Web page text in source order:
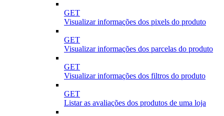
GET
Visualizar informações dos pixels do produto
GET
Visualizar informações dos parcelas do produto
GET
Visualizar informações dos filtros do produto
GET
Listar as avaliações dos produtos de uma loja